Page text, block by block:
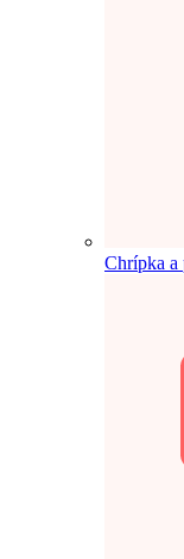
Chrípka a